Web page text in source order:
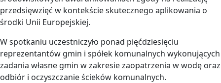
przedsięwzięć w kontekście skutecznego aplikowania o
środki Unii Europejskiej.
W spotkaniu uczestniczyło ponad pięćdziesięciu
reprezentantów gmin i spółek komunalnych wykonujących
zadania własne gmin w zakresie zaopatrzenia w wodę oraz
odbiór i oczyszczanie ścieków komunalnych.